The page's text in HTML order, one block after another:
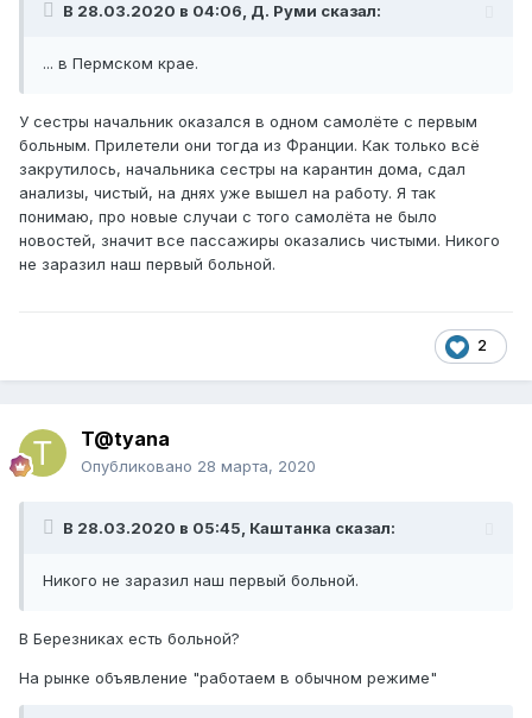
В 28.03.2020 в 04:06, Д. Руми сказал:
... в Пермском крае.
У сестры начальник оказался в одном самолёте с первым
больным. Прилетели они тогда из Франции. Как только всё
закрутилось, начальника сестры на карантин дома, сдал
анализы, чистый, на днях уже вышел на работу. Я так
понимаю, про новые случаи с того самолёта не было
новостей, значит все пассажиры оказались чистыми. Никого
не заразил наш первый больной.
2
T@tyana
Опубликовано 28 марта, 2020
В 28.03.2020 в 05:45, Каштанка сказал:
Никого не заразил наш первый больной.
В Березниках есть больной?
На рынке объявление "работаем в обычном режиме"